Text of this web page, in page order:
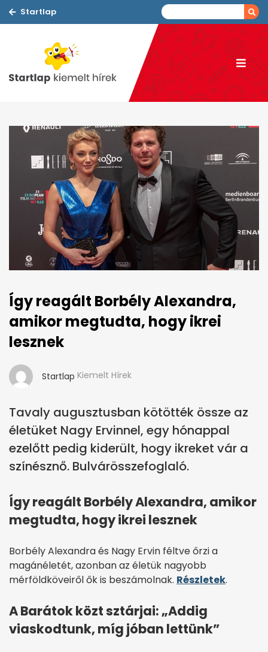
Startlap
Így reagált Borbély Alexandra,
amikor megtudta, hogy ikrei
lesznek
Startlap Kiemelt Hírek
Tavaly augusztusban kötötték össze az
életüket Nagy Ervinnel, egy hónappal
ezelőtt pedig kiderült, hogy ikreket vár a
színésznő. Bulvárösszefoglaló.
Így reagált Borbély Alexandra, amikor
megtudta, hogy ikrei lesznek
Borbély Alexandra és Nagy Ervin féltve őrzi a
magánéletét, azonban az életük nagyobb
mérföldköveiről ők is beszámolnak. Részletek.
A Barátok közt sztárjai: „Addig
viaskodtunk, míg jóban lettünk”